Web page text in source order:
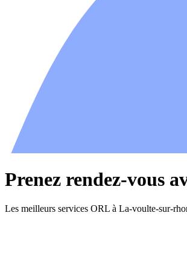
Prenez rendez-vous
Les meilleurs services ORL à La-voulte-sur-